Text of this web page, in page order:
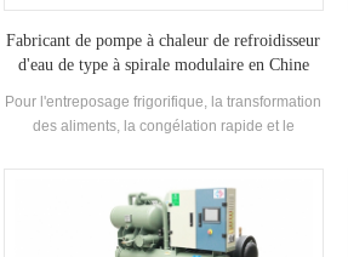
de refroidissement et de chauffage.
industries.
Fabricant de pompe à chaleur de refroidisseur
d'eau de type à spirale modulaire en Chine
Pour l'entreposage frigorifique, la transformation
des aliments, la congélation rapide et le
fabriqué en adoptant la combinaison de
compresseurs de marque célèbre et de
composants de contrôle électronique. Il est
équipé d'un condenseur à ailettes à haut